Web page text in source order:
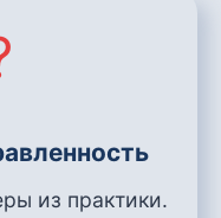
из практики.